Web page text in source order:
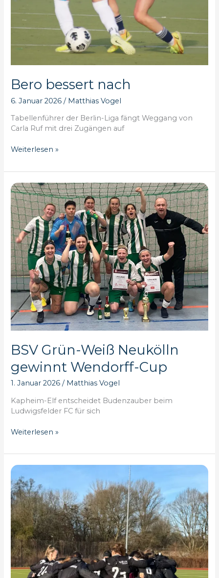
Bero bessert nach
6. Januar 2026/ Matthias Vogel
Tabellenführer der Berlin-Liga fängt Weggang von
Carla Ruf mit drei Zugängen auf
Bero
nach
Weiterlesen »
BSV Grün-Weiß Neukölln
gewinnt Wendorff-Cup
1. Januar 2026/ Matthias Vogel
Kapheim-Elf entscheidet Budenzauber beim
Ludwigsfelder FC für sich
BSV
Weiß
gewinnt
Wendorff-
Cup
Weiterlesen »